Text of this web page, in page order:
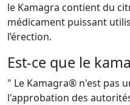
le Kamagra contient du
médicament puissant
l’érection.
Est-ce que le
" Le Kamagra® n'est pas
l'approbation des